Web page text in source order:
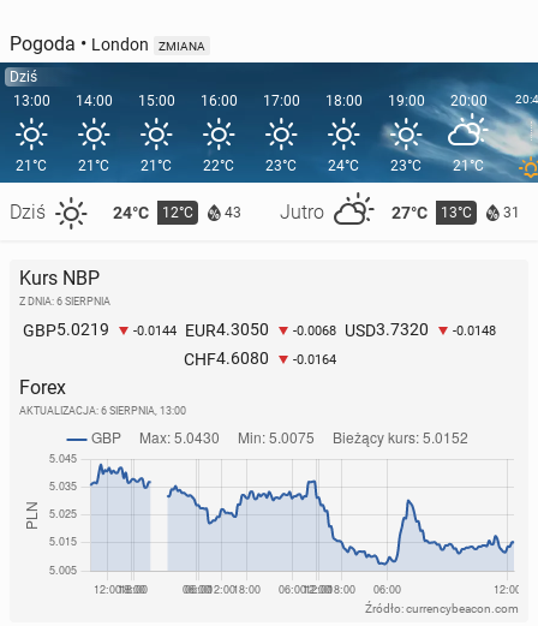
Pogoda • London ZMIANA
Dziś
13:00
21°C
Dziś 24°C 12°C 43 Jutro 27°C 13°C 31
14:00
21°C
15:00
21°C
16:00
22°C
17:00
23°C
18:00
24°C
19:00
23°C
20:00
21°C
Kurs NBP
Z DNIA: 6 SIERPNIA
GBP5.0219 -0.0144 EUR4.3050 -0.0068 USD3.7320 -0.0148
CHF4.6080 -0.0164
Forex
AKTUALIZACJA: 6 SIERPNIA, 13:00
Źródło: currencybeacon.com